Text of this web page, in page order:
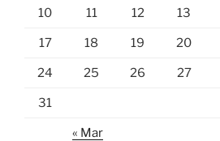
10 11 12 13
17 18 19 20
24 25 26 27
31
« Mar